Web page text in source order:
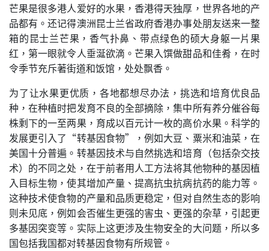
芒果是很多港人爱好的水果，香港得天独厚，世界各地的产
品都有。还记得澳洲昆士兰省政府香港办事处朋友送来一整
箱的昆士兰芒果，香气扑鼻、带点绿色的硕大身躯一片果
红，第一眼就令人垂涎欲滴。芒果入馔做甜品和佳肴，在时
令季节充斥著街道和饭馆，处处飘香。
为了让水果更优质，各地都想尽办法，挑选和培育优良品
种，在种植时把发育不良的全部摘除，集中所有养分催谷每
株剩下的一至两果，育成以百元计一枚的高价水果。科学的
发展更引入了“转基因食物”，例如大豆、粟米和油菜，在
美国十分普遍。转基因技术与自然挑选和培育（包括杂交技
术）的不同之处，在于前者用人工方法将其他物种的基因植
入目标生物，使其增加产量、提高抗虫抗病抗药的能力等。
这种技术使食物的产量和品质更稳定，但对自然生态的影响
则未见底，例如会否催生更强的害虫、更强的杂草，引起更
多基因突变等。实际上这更涉及生物安全的大问题，所以多
国包括我国都对转基因食物有所规管。